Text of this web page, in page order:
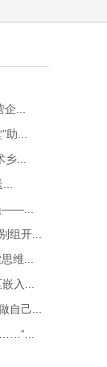
...
...
...
——...
组开...
维...
入...
自己...